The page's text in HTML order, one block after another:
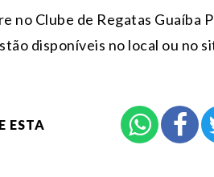
no Clube de Regatas Guaíba
disponíveis no local ou no
ESTA